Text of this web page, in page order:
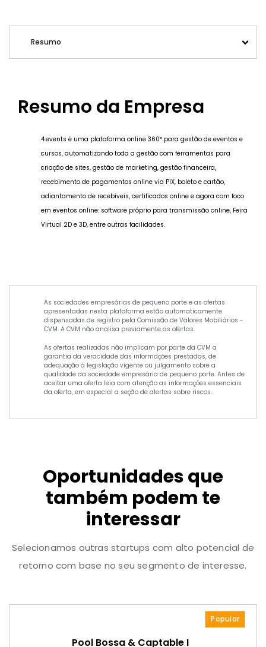
Resumo
Resumo da Empresa
4.events é uma plataforma online 360º para gestão de eventos e
cursos, automatizando toda a gestão com ferramentas para
criação de sites, gestão de marketing, gestão financeira,
recebimento de pagamentos online via PIX, boleto e cartão,
adiantamento de recebíveis, certificados online e agora com foco
em eventos online: software próprio para transmissão online, Feira
Virtual 2D e 3D, entre outras facilidades.
As sociedades empresárias de pequeno porte e as ofertas
apresentadas nesta plataforma estão automaticamente
dispensadas de registro pela Comissão de Valores Mobiliários -
CVM. A CVM não analisa previamente as ofertas.
As ofertas realizadas não implicam por parte da CVM a
garantia da veracidade das informações prestadas, de
adequação à legislação vigente ou julgamento sobre a
qualidade da sociedade empresária de pequeno porte. Antes de
aceitar uma oferta leia com atenção as informações essenciais
da oferta, em especial a seção de alertas sobre riscos.
Oportunidades que
também podem te
interessar
Selecionamos outras startups com alto potencial de
retorno com base no seu segmento de interesse.
Popular
Pool Bossa & Captable I